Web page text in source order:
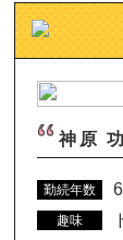
神原
勤続年数
趣味